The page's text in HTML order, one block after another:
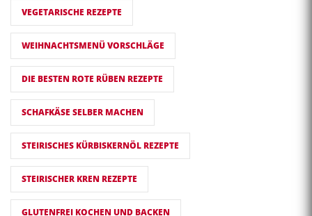
VEGETARISCHE REZEPTE
WEIHNACHTSMENÜ VORSCHLÄGE
DIE BESTEN ROTE RÜBEN REZEPTE
SCHAFKÄSE SELBER MACHEN
STEIRISCHES KÜRBISKERNÖL REZEPTE
STEIRISCHER KREN REZEPTE
GLUTENFREI KOCHEN UND BACKEN